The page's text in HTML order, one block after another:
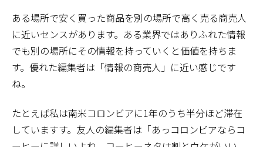
ある場所で安く買った商品を別の場所で高く売る商売人
に近いセンスがあります。ある業界ではありふれた情報
でも別の場所にその情報を持っていくと価値を持ちま
す。優れた編集者は「情報の商売人」に近い感じです
ね。
たとえば私は南米コロンビアに1年のうち半分ほど滞在
していますす。友人の編集者は「あっコロンビアならコ